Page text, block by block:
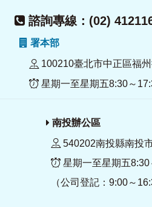
諮詢專線：(02)
署本部
100210臺北市中正區福
星期一至星期五8:30～
南投辦公區
540202南投縣南投
星期一至星期五8:30
（公司登記：9:00～